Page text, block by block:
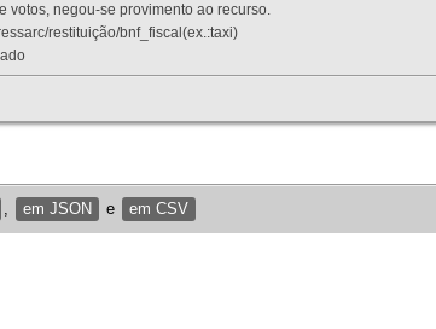
votos, negou-se provimento ao recurso.
restituição/bnf_fiscal(ex.:taxi)
em JSON e em CSV